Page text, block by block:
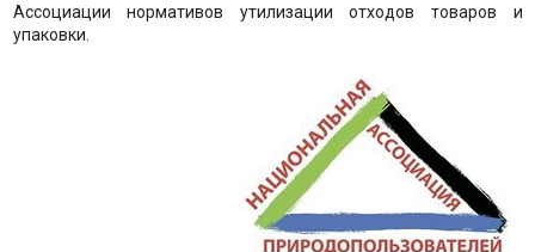
Ассоциации нормативов утилизации отходов товаров и
упаковки.